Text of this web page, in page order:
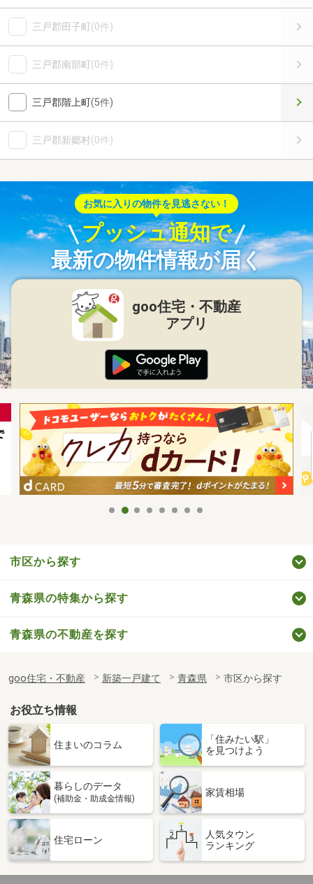
三戸郡田子町(0件)
三戸郡南部町(0件)
三戸郡階上町(5件)
三戸郡新郷村(0件)
お気に入りの物件を見逃さない！
プッシュ通知で
最新の物件情報が届く
goo住宅・不動産
アプリ
市区から探す
青森県の特集から探す
青森県の不動産を探す
goo住宅・不動産 新築一戸建て 青森県 市区から探す
お役立ち情報
住まいのコラム
「住みたい駅」
を見つけよう
暮らしのデータ
(補助金・助成金情報)
家賃相場
住宅ローン
人気タウン
ランキング